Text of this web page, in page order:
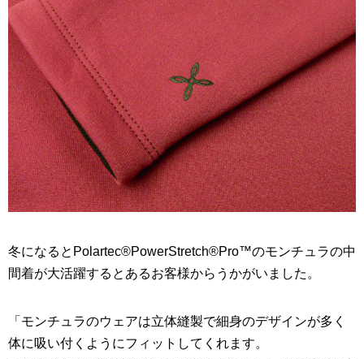
冬になるとPolartec®PowerStretch®Pro™のモンチュラの中
間着が大活躍するとあるお客様からうかがいました。
「モンチュラのウェアは立体縫製で細身のデザインが多く
体に吸い付くようにフィットしてくれます。